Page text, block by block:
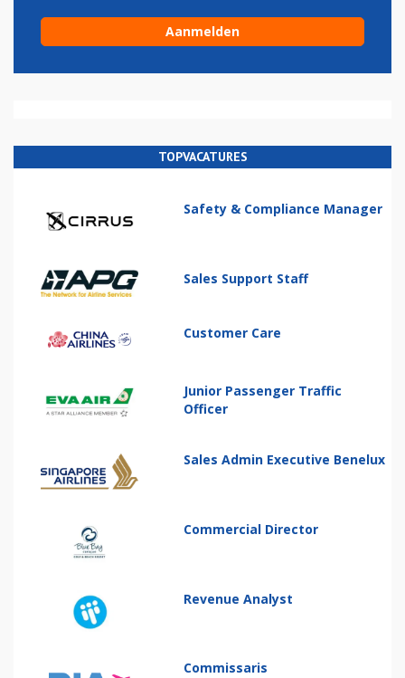
TOPVACATURES
Safety & Compliance Manager
Sales Support Staff
Customer Care
Junior Passenger Traffic
Officer
Sales Admin Executive Benelux
Commercial Director
Revenue Analyst
Commissaris